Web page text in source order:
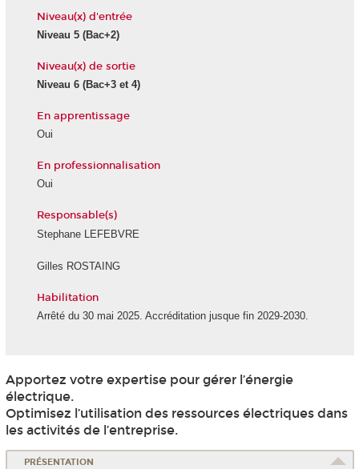
Niveau(x) d'entrée
Niveau 5 (Bac+2)
Niveau(x) de sortie
Niveau 6 (Bac+3 et 4)
En apprentissage
Oui
En professionnalisation
Oui
Responsable(s)
Stephane LEFEBVRE
Gilles ROSTAING
Habilitation
Arrêté du 30 mai 2025. Accréditation jusque fin 2029-2030.
Apportez votre expertise pour gérer l’énergie
électrique.
Optimisez l’utilisation des ressources électriques dans
les activités de l’entreprise.
PRÉSENTATION